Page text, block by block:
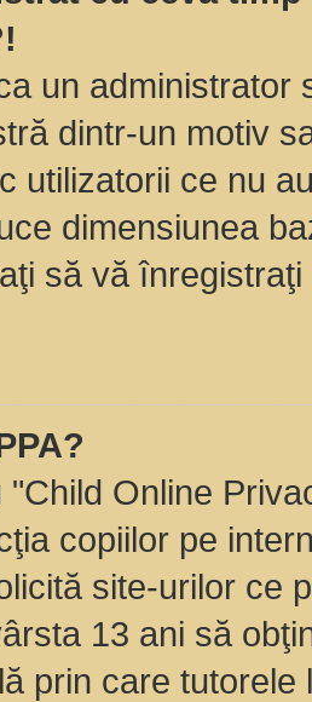
un
dintr-un motiv
utilizatorii ce nu
dimensiunea
să vă
"Child Online
copiilor pe
site-urilor ce
13 ani să
prin care